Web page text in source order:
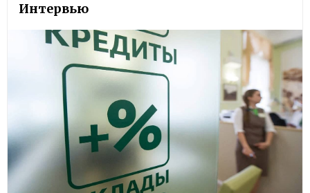
Интервью